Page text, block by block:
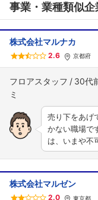
事業・業種類似企
株式会社マルナカ
2.6 京都府
フロアスタッフ 30代
売り下をあげ
かない職場で
は、いまや不
株式会社マルゼン
2.0 東京都